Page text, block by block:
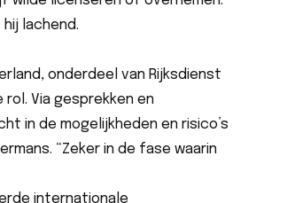
lachend.
onderdeel van Rijksdienst
Via gesprekken en
in de mogelijkheden en risico’s
“Zeker in de fase waarin
internationale